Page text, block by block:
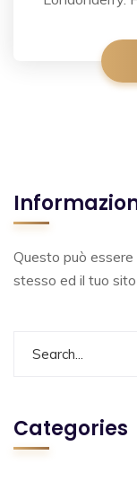
Questo può
stesso ed il tuo
Categories